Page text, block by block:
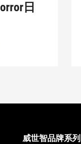
日
威世智品牌系列